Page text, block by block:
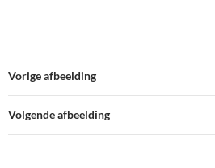
Vorige afbeelding
Volgende afbeelding